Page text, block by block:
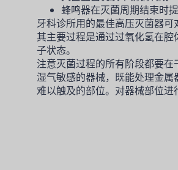
蜂鸣器在灭菌周期结束时
牙科诊所用的最佳高压灭菌器可
其主要过程是通过过氧化氢在
子状态。
注意灭菌过程的所有阶段都要
湿气敏感的器械，既能处理金
难以触及的部位。对器械部位进